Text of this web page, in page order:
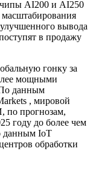
чипы AI200 и AI250
масштабирования
вывода
в продажу
гонку за
мощными
данным
, мировой
по прогнозам,
году до более чем
данным IoT
обработки